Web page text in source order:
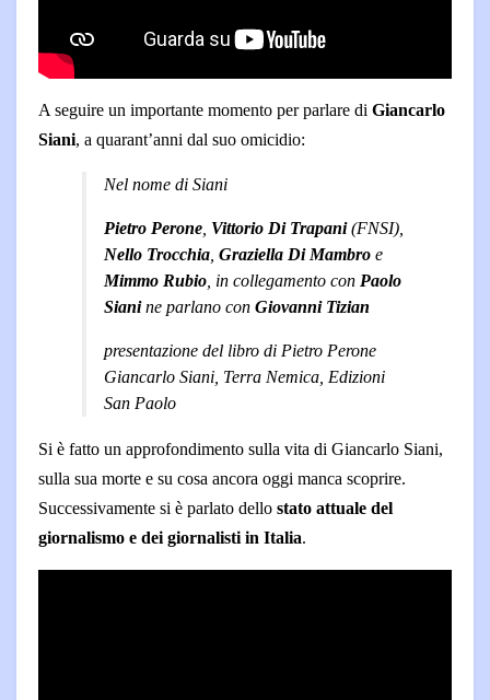
A seguire un importante momento per parlare di Giancarlo
Siani, a quarant’anni dal suo omicidio:
Nel nome di Siani
Pietro Perone Vittorio Di Trapani(FNSI),
Nello Trocchia Graziella Di Mambro e
Mimmo Rubio , in collegamento con Paolo
Sianine parlano con Giovanni Tizian
presentazione del libro di Pietro Perone
Giancarlo Siani, Terra Nemica, Edizioni
San Paolo
Si è fatto un approfondimento sulla vita di Giancarlo Siani,
sulla sua morte e su cosa ancora oggi manca scoprire.
Successivamente si è parlato dello stato attuale del
giornalismo e dei giornalisti in Italia.